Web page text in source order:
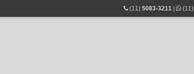
(11) 5083-3211 (11)